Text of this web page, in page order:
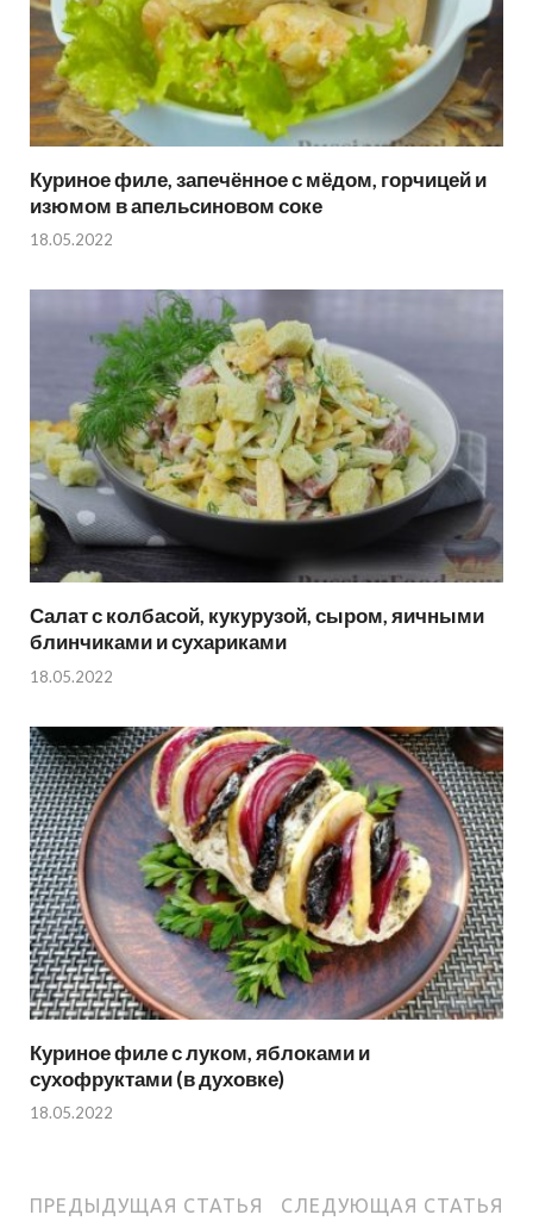
Куриное филе, запечённое с мёдом, горчицей и
изюмом в апельсиновом соке
18.05.2022
Салат с колбасой, кукурузой, сыром, яичными
блинчиками и сухариками
18.05.2022
Куриное филе с луком, яблоками и
сухофруктами (в духовке)
18.05.2022
ПРЕДЫДУЩАЯ СТАТЬЯ СЛЕДУЮЩАЯ СТАТЬЯ